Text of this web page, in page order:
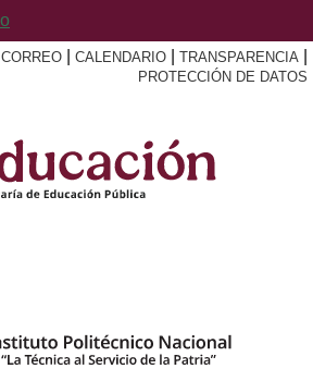
CORREO CALENDARIO TRANSPARENCIA
PROTECCIÓN DE DATOS